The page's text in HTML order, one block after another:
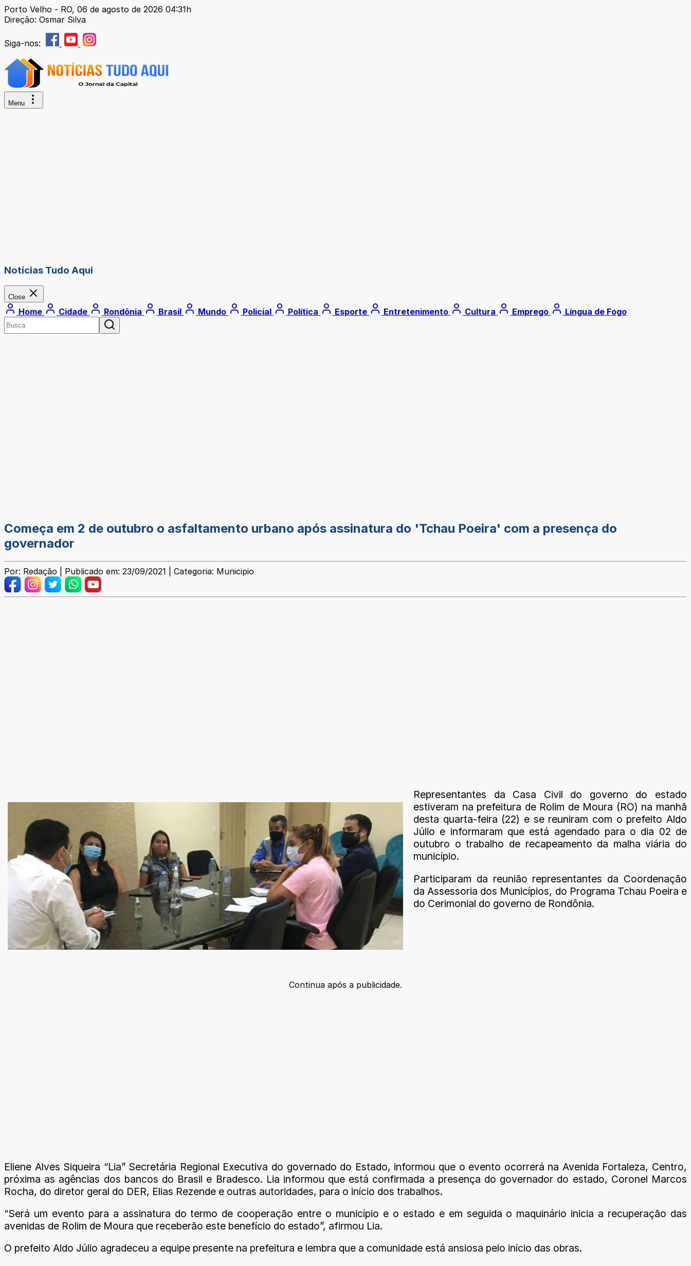
Porto Velho - RO, 06 de agosto de 2026 04:31h
Direção: Osmar Silva
Siga-nos:
Menu
Notícias Tudo Aqui
Close
Home Cidade Rondônia Brasil Mundo Policial Política Esporte Entretenimento Cultura Emprego Língua de Fogo
Começa em 2 de outubro o asfaltamento urbano após assinatura do 'Tchau Poeira' com a presença do
governador
Por: Redação | Publicado em: 23/09/2021 | Categoria: Municipio
Representantes da Casa Civil do governo do estado
estiveram na prefeitura de Rolim de Moura (RO) na manhã
desta quarta-feira (22) e se reuniram com o prefeito Aldo
Júlio e informaram que está agendado para o dia 02 de
outubro o trabalho de recapeamento da malha viária do
município.
Participaram da reunião representantes da Coordenação
da Assessoria dos Municípios, do Programa Tchau Poeira e
do Cerimonial do governo de Rondônia.
Continua após a publicidade.
Eliene Alves Siqueira “Lia” Secretária Regional Executiva do governado do Estado, informou que o evento ocorrerá na Avenida Fortaleza, Centro,
próxima as agências dos bancos do Brasil e Bradesco. Lia informou que está confirmada a presença do governador do estado, Coronel Marcos
Rocha, do diretor geral do DER, Elias Rezende e outras autoridades, para o início dos trabalhos.
“Será um evento para a assinatura do termo de cooperação entre o município e o estado e em seguida o maquinário inicia a recuperação das
avenidas de Rolim de Moura que receberão este benefício do estado”, afirmou Lia.
O prefeito Aldo Júlio agradeceu a equipe presente na prefeitura e lembra que a comunidade está ansiosa pelo início das obras.